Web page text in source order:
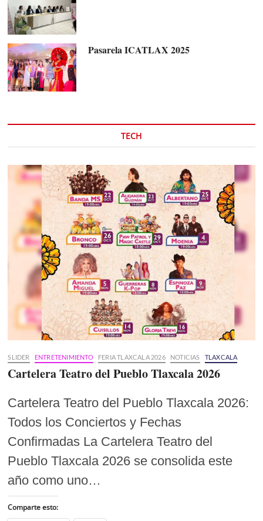
Pasarela ICATLAX 2025
TECH
SLIDER ENTRETENIMIENTO FERIA TLAXCALA 2026 NOTICIAS TLAXCALA
Cartelera Teatro del Pueblo Tlaxcala 2026
Cartelera Teatro del Pueblo Tlaxcala 2026:
Todos los Conciertos y Fechas
Confirmadas La Cartelera Teatro del
Pueblo Tlaxcala 2026 se consolida este
año como uno…
Comparte esto: